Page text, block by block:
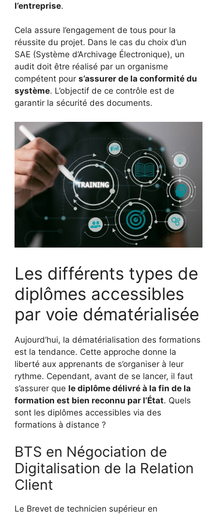
l’entreprise.
Cela assure l’engagement de tous pour la
réussite du projet. Dans le cas du choix d’un
SAE (Système d’Archivage Électronique), un
audit doit être réalisé par un organisme
compétent pour s’assurer de la conformité du
système. L’objectif de ce contrôle est de
garantir la sécurité des documents.
Les différents types de
diplômes accessibles
par voie dématérialisée
Aujourd’hui, la dématérialisation des formations
est la tendance. Cette approche donne la
liberté aux apprenants de s’organiser à leur
rythme. Cependant, avant de se lancer, il faut
s’assurer que le diplôme délivré à la fin de la
formation est bien reconnu par l’État. Quels
sont les diplômes accessibles via des
formations à distance ?
BTS en Négociation de
Digitalisation de la Relation
Client
Le Brevet de technicien supérieur en